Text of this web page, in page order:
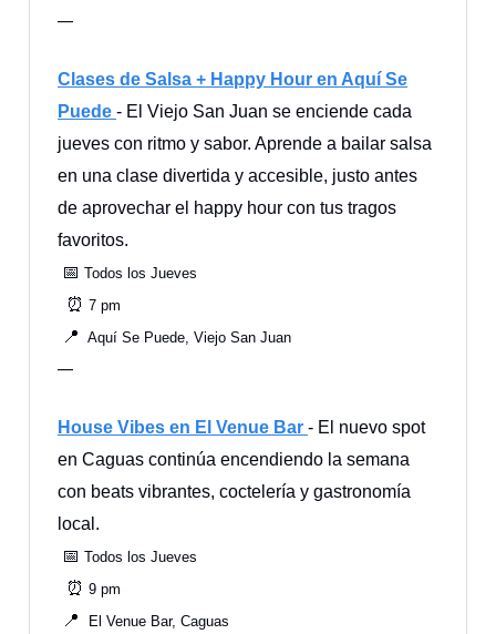
—
Clases de Salsa + Happy Hour en Aquí Se
Puede - El Viejo San Juan se enciende cada
jueves con ritmo y sabor. Aprende a bailar salsa
en una clase divertida y accesible, justo antes
de aprovechar el happy hour con tus tragos
favoritos.
📅 Todos los Jueves
⏰ 7 pm
📍 Aquí Se Puede, Viejo San Juan
—
House Vibes en El Venue Bar - El nuevo spot
en Caguas continúa encendiendo la semana
con beats vibrantes, coctelería y gastronomía
local.
📅 Todos los Jueves
⏰ 9 pm
📍 El Venue Bar, Caguas